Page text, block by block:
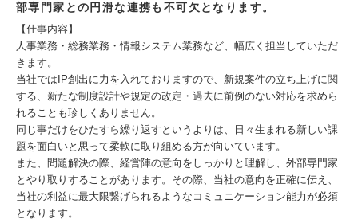
部専門家との円滑な連携も不可欠となります。
【仕事内容】
人事業務・総務業務・情報システム業務など、幅広く担当していただ
きます。
当社ではIP創出に力を入れておりますので、新規案件の立ち上げに関
する、新たな制度設計や規定の改定・過去に前例のない対応を求めら
れることも珍しくありません。
同じ事だけをひたすら繰り返すというよりは、日々生まれる新しい課
題を面白いと思って柔軟に取り組める方が向いています。
また、問題解決の際、経営陣の意向をしっかりと理解し、外部専門家
とやり取りすることがあります。その際、当社の意向を正確に伝え、
当社の利益に最大限繋げられるようなコミュニケーション能力が必須
となります。